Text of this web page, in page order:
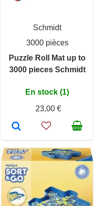
Schmidt
3000 pièces
Puzzle Roll Mat up to
3000 pieces Schmidt
En stock (1)
23,00 €